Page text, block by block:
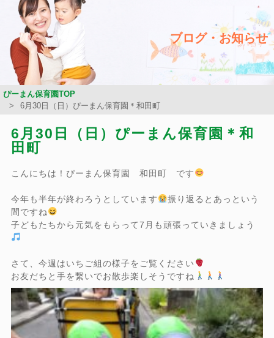
ブログ・お知らせ
ぴーまん保育園TOP
6月30日（日）ぴーまん保育園＊和田町
6月30日（日）ぴーまん保育園＊和
田町
こんにちは！ぴーまん保育園 和田町 です
今年も半年が終わろうとしています
振り返るとあっという
間ですね
子どもたちから元気をもらって7月も頑張っていきましょう
さて、今週はいちご組の様子をご覧ください
お友だちと手を繋いでお散歩楽しそうですね